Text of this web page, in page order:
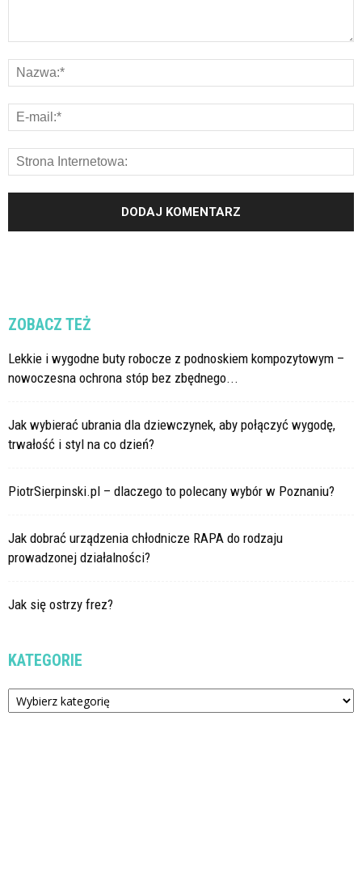
ZOBACZ TEŻ
Lekkie i wygodne buty robocze z podnoskiem kompozytowym –
nowoczesna ochrona stóp bez zbędnego...
Jak wybierać ubrania dla dziewczynek, aby połączyć wygodę,
trwałość i styl na co dzień?
PiotrSierpinski.pl – dlaczego to polecany wybór w Poznaniu?
Jak dobrać urządzenia chłodnicze RAPA do rodzaju
prowadzonej działalności?
Jak się ostrzy frez?
KATEGORIE
Kategorie